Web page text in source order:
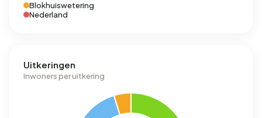
Blokhuiswetering
Nederland
Uitkeringen
Inwoners per uitkering